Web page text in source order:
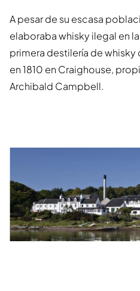
A pesar de su escasa
elaboraba whisky ilegal en
primera destilería de
en 1810 en Craighouse,
Archibald Campbell.